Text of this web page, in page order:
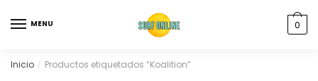
MENU 0
Inicio / Productos etiquetados “Koalition”